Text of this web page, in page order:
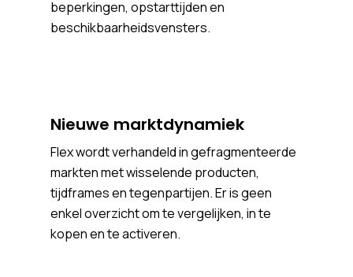
beperkingen, opstarttijden en
beschikbaarheidsvensters.
Nieuwe marktdynamiek
Flex wordt verhandeld in gefragmenteerde
markten met wisselende producten,
tijdframes en tegenpartijen. Er is geen
enkel overzicht om te vergelijken, in te
kopen en te activeren.